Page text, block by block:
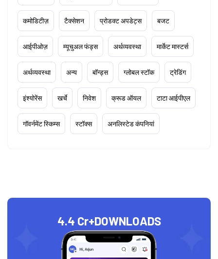
कमोडिटीज़ टैक्सेशन प्रोडक्ट अपडेट्स बजट
आईपीओज़ म्यूचुअल फंड्स अर्थव्यवस्था मार्केट मास्टर्स
अर्थव्यवस्था अन्य बॉन्ड्स ग्लोबल स्टॉक ट्रेडिंग
इंश्योरेंस खर्चे निवेश क्रूड ऑयल टाटा आईपीएल
गॉवर्नमेंट स्किम्स स्टॉक्स अनलिस्टेड कंपनियां
4.4 Cr+DOWNLOADS